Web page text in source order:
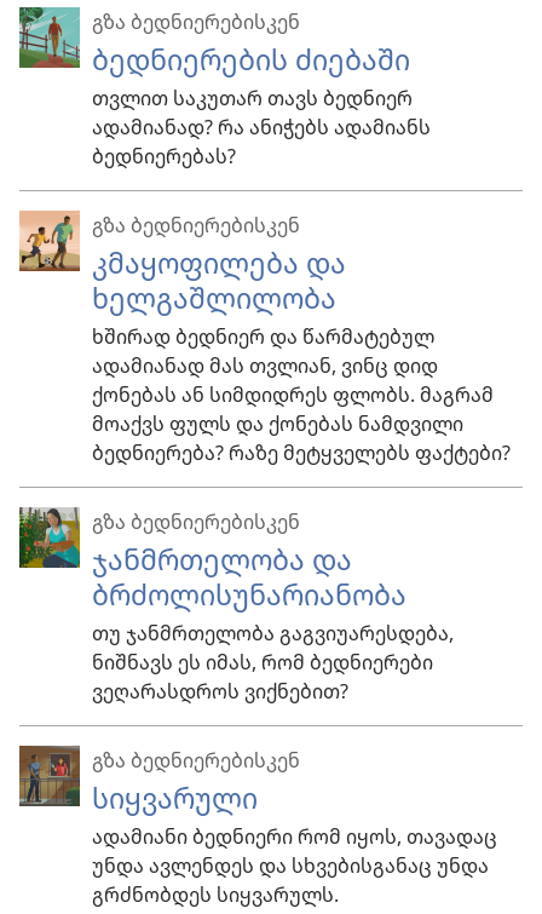
გზა ბედნიერებისკენ
ბედნიერების ძიებაში
თვლით საკუთარ თავს ბედნიერ
ადამიანად? რა ანიჭებს ადამიანს
ბედნიერებას?
გზა ბედნიერებისკენ
კმაყოფილება და
ხელგაშლილობა
ხშირად ბედნიერ და წარმატებულ
ადამიანად მას თვლიან, ვინც დიდ
ქონებას ან სიმდიდრეს ფლობს. მაგრამ
მოაქვს ფულს და ქონებას ნამდვილი
ბედნიერება? რაზე მეტყველებს ფაქტები?
გზა ბედნიერებისკენ
ჯანმრთელობა და
ბრძოლისუნარიანობა
თუ ჯანმრთელობა გაგვიუარესდება,
ნიშნავს ეს იმას, რომ ბედნიერები
ვეღარასდროს ვიქნებით?
გზა ბედნიერებისკენ
სიყვარული
ადამიანი ბედნიერი რომ იყოს, თავადაც
უნდა ავლენდეს და სხვებისგანაც უნდა
გრძნობდეს სიყვარულს.